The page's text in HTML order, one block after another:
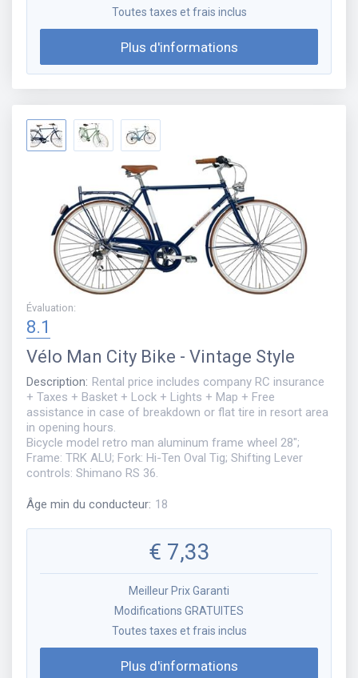
Toutes taxes et frais inclus
Plus d'informations
Évaluation:
8.1
Vélo Man City Bike - Vintage Style
Description: Rental price includes company RC insurance
+ Taxes + Basket + Lock + Lights + Map + Free
assistance in case of breakdown or flat tire in resort area
in opening hours.
Bicycle model retro man aluminum frame wheel 28";
Frame: TRK ALU; Fork: Hi-Ten Oval Tig; Shifting Lever
controls: Shimano RS 36.
Âge min du conducteur: 18
€ 7,33
Meilleur Prix Garanti
Modifications GRATUITES
Toutes taxes et frais inclus
Plus d'informations